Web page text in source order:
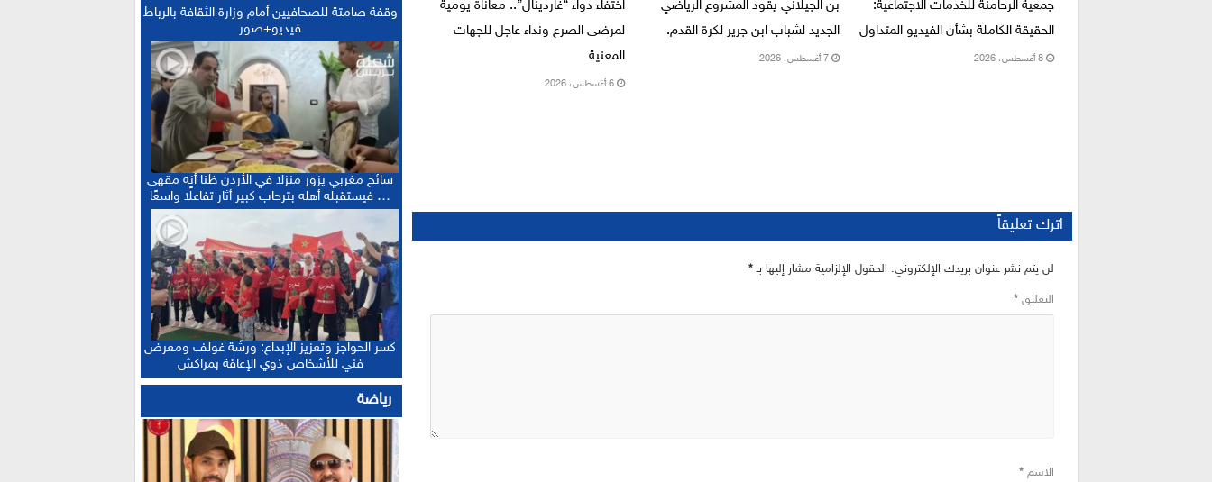
وقفة صامتة للصحافيين أمام وزارة الثقافة بالرباط
فيديو+صور
سائح مغربي يزور منزلا في الأردن ظنا أنه مقهى
… فيستقبله أهله بترحاب كبير أثار تفاعلًا واسعًا
كسر الحواجز وتعزيز الإبداع: ورشة غولف ومعرض
فني للأشخاص ذوي الإعاقة بمراكش
رياضة
جمعية الرحامنة للخدمات الاجتماعية:
الحقيقة الكاملة بشأن الفيديو المتداول
8 أغسطس، 2026
بن الجيلاني يقود المشروع الرياضي
الجديد لشباب ابن جرير لكرة القدم.
7 أغسطس، 2026
اختفاء دواء “غاردينال”.. معاناة يومية
لمرضى الصرع ونداء عاجل للجهات
المعنية
6 أغسطس، 2026
اترك تعليقاً
لن يتم نشر عنوان بريدك الإلكتروني. الحقول الإلزامية مشار إليها بـ*
التعليق*
الاسم*